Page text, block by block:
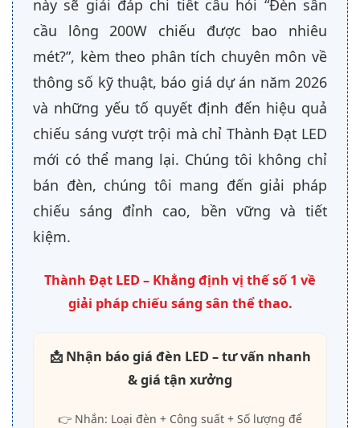
này sẽ giải đáp chi tiết câu hỏi “Đèn sân
cầu lông 200W chiếu được bao nhiêu
mét?”, kèm theo phân tích chuyên môn về
thông số kỹ thuật, báo giá dự án năm 2026
và những yếu tố quyết định đến hiệu quả
chiếu sáng vượt trội mà chỉ Thành Đạt LED
mới có thể mang lại. Chúng tôi không chỉ
bán đèn, chúng tôi mang đến giải pháp
chiếu sáng đỉnh cao, bền vững và tiết
kiệm.
Thành Đạt LED – Khẳng định vị thế số 1 về
giải pháp chiếu sáng sân thể thao.
📩 Nhận báo giá đèn LED – tư vấn nhanh
& giá tận xưởng
👉 Nhắn: Loại đèn + Công suất + Số lượng để